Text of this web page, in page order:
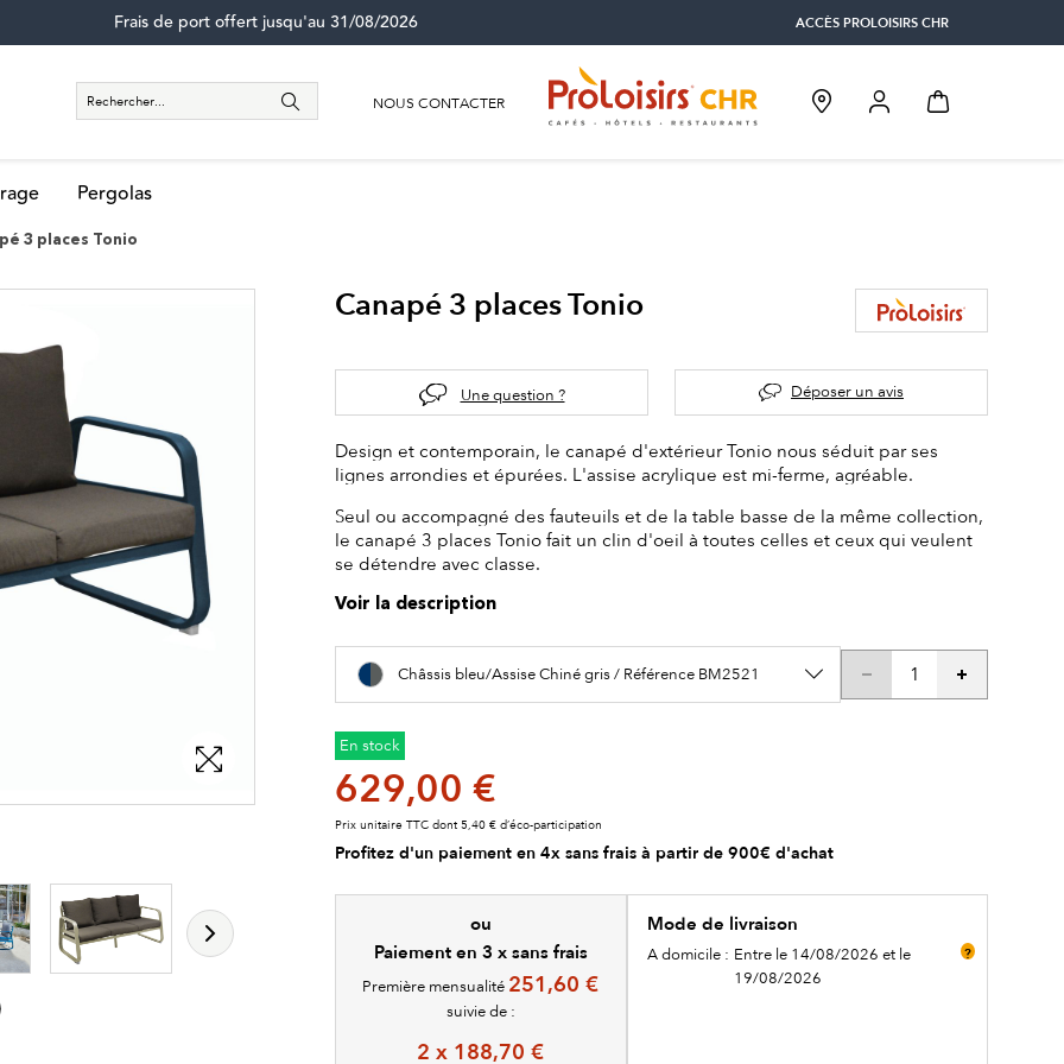
ACCÈS PROLOISIRS CHR
Frais de port offert jusqu'au 31/08/2026
NOUS CONTACTER
Pergolas
3 places Tonio
Canapé 3 places Tonio
Une question ? Déposer un avis
Design et contemporain, le canapé d'extérieur Tonio nous séduit par ses
lignes arrondies et épurées. L'assise acrylique est mi-ferme, agréable.
Seul ou accompagné des fauteuils et de la table basse de la même collection,
le canapé 3 places Tonio fait un clin d'oeil à toutes celles et ceux qui veulent
se détendre avec classe.
Voir la description
Châssis bleu/Assise Chiné gris / Référence BM2521
En stock
629,00 €
Prix unitaire TTC dont 5,40 € d’éco-participation
Profitez d'un paiement en 4x sans frais à partir de 900€ d'achat
ou
Paiement en 3 x sans frais
Première mensualité 251,60 €
suivie de :
2 x 188,70 €
Mode de livraison
A domicile : Entre le 14/08/2026 et le
19/08/2026
?